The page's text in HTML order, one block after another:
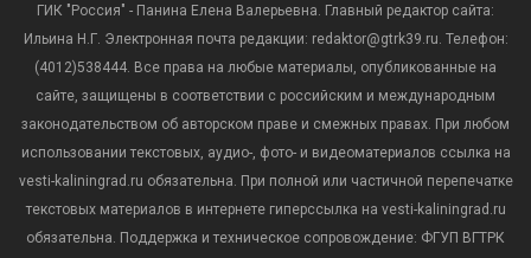
ГИК "Россия" - Панина Елена Валерьевна. Главный редактор сайта:
Ильина Н.Г. Электронная почта редакции: redaktor@gtrk39.ru. Телефон:
(4012)538444. Все права на любые материалы, опубликованные на
сайте, защищены в соответствии с российским и международным
законодательством об авторском праве и смежных правах. При любом
использовании текстовых, аудио-, фото- и видеоматериалов ссылка на
vesti-kaliningrad.ru обязательна. При полной или частичной перепечатке
текстовых материалов в интернете гиперссылка на vesti-kaliningrad.ru
обязательна. Поддержка и техническое сопровождение: ФГУП ВГТРК